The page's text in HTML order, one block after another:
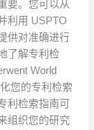
要。您可以从
利用 USPTO
供对准确进行
了解专利检
World
您的专利检索
利检索指南可
组织您的研究